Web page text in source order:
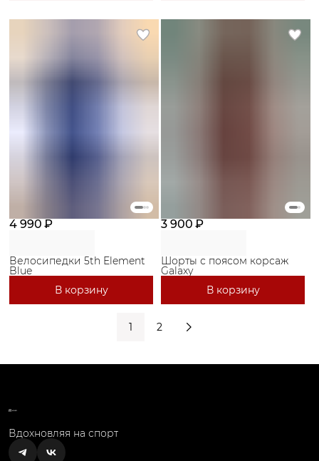
4 990 ₽
Велосипедки 5th Element
Blue
В корзину
3 900 ₽
Шорты с поясом корсаж
Galaxy
В корзину
1 2
Вдохновляя на спорт